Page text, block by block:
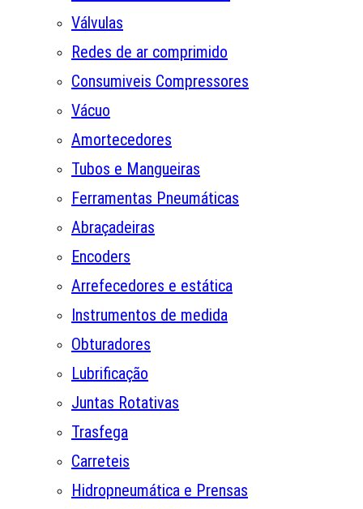
Válvulas
Redes de ar comprimido
Consumiveis Compressores
Vácuo
Amortecedores
Tubos e Mangueiras
Ferramentas Pneumáticas
Abraçadeiras
Encoders
Arrefecedores e estática
Instrumentos de medida
Obturadores
Lubrificação
Juntas Rotativas
Trasfega
Carreteis
Hidropneumática e Prensas